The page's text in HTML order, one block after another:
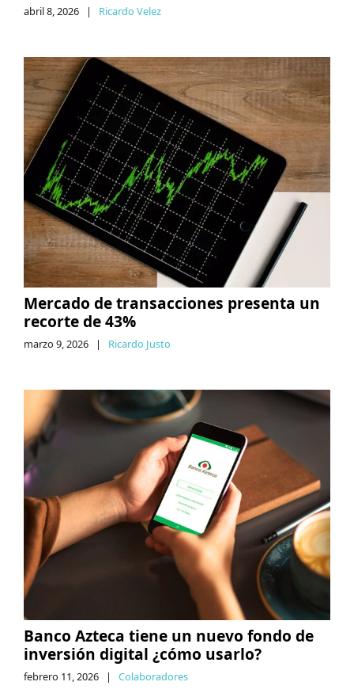
abril 8, 2026 | Ricardo Velez
Mercado de transacciones presenta un
recorte de 43%
marzo 9, 2026 | Ricardo Justo
Banco Azteca tiene un nuevo fondo de
inversión digital ¿cómo usarlo?
febrero 11, 2026 | Colaboradores